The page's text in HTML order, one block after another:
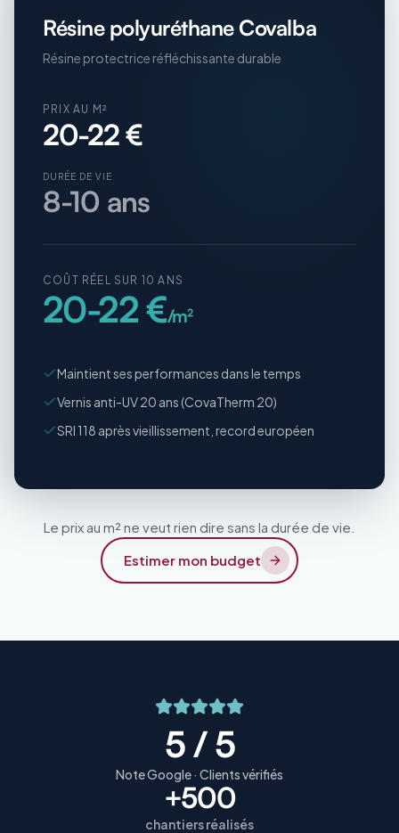
Résine polyuréthane Covalba
Résine protectrice réfléchissante durable
PRIX AU M²
20-22 €
DURÉE DE VIE
8-10 ans
COÛT RÉEL SUR 10 ANS
20-22 €/m²
Maintient ses performances dans le temps
Vernis anti-UV 20 ans (CovaTherm 20)
SRI 118 après vieillissement, record européen
Le prix au m² ne veut rien dire sans la durée de vie.
Estimer mon budget
5 / 5
Note Google · Clients vérifiés
+500
chantiers réalisés